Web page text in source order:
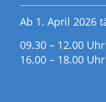
Ab 1. April 2026
09.30 – 12.00 Uhr
16.00 – 18.00 Uhr